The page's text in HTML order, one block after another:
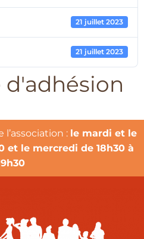
21 juillet 2023
21 juillet 2023
: le mardi et le
et le mercredi de 18h30 à